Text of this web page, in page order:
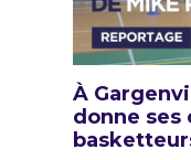
À
donne ses